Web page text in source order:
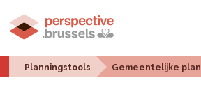
Planningstools Gemeentelijke